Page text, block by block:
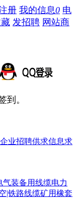
册 我的信息0 电
发招聘 网站商
到。
企业招聘供求信息求
气装备用线缆电力
|铁路线缆矿用橡套